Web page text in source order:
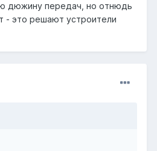
дюжину передач, но отнюдь
- это решают устроители